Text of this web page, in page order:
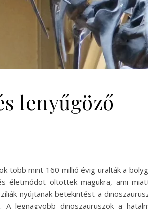
lenyűgöző
több mint 160 millió évig uralták a
életmódot öltöttek magukra, ami
nyújtanak betekintést a
legnagyobb dinoszauruszok a